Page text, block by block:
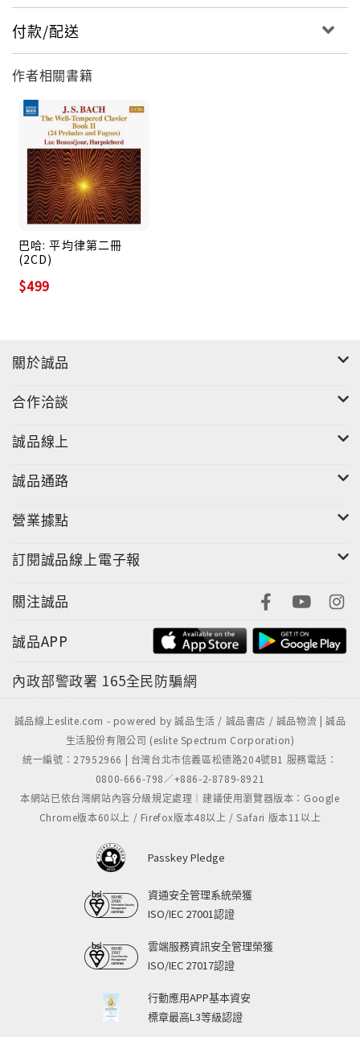
付款/配送
作者相關書籍
巴哈: 平均律第二冊
(2CD)
$499
關於誠品
合作洽談
誠品線上
誠品通路
營業據點
訂閱誠品線上電子報
關注誠品
誠品APP
內政部警政署 165全民防騙網
誠品線上eslite.com - powered by 誠品生活 / 誠品書店 / 誠品物流 | 誠品
生活股份有限公司 (eslite Spectrum Corporation)
統一編號：27952966 | 台灣台北市信義區松德路204號B1 服務電話：
0800-666-798／+886-2-8789-8921
本網站已依台灣網站內容分級規定處理｜建議使用瀏覽器版本：Google
Chrome版本60以上 / Firefox版本48以上 / Safari 版本11以上
Passkey Pledge
資通安全管理系統榮獲
ISO/IEC 27001認證
雲端服務資訊安全管理榮獲
ISO/IEC 27017認證
行動應用APP基本資安
標章最高L3等級認證